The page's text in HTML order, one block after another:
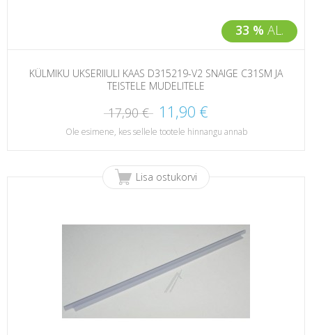
33 % AL.
KÜLMIKU UKSERIIULI KAAS D315219-V2 SNAIGE C31SM JA
TEISTELE MUDELITELE
17,90 € 11,90 €
Ole esimene, kes sellele tootele hinnangu annab
Lisa ostukorvi